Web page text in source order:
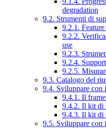
degradation
9.2. Strumenti di
9.2.1.
9.2.2.
use
9.2.3.
9.2.4.
9.2.5.
9.3. Catalogo del
9.4. Sviluppare con
9.4.1. Il
9.4.2. Il kit di
9.4.3. Il kit di
9.5. Sviluppare con